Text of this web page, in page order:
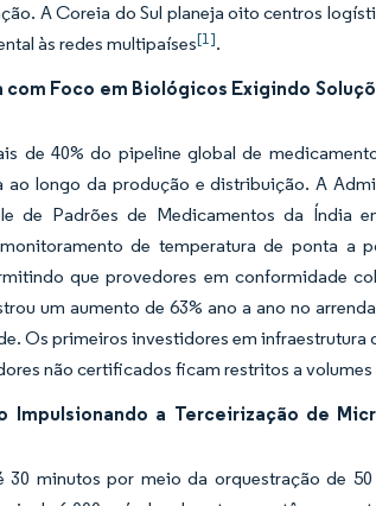
A Coreia do Sul planeja oito centros
às redes multipaíses[1].
Foco em Biológicos Exigindo
de 40% do pipeline global de
longo da produção e distribuição. A
de Padrões de Medicamentos da Índia
de temperatura de ponta a
que provedores em conformidade
um aumento de 63% ano a ano no
Os primeiros investidores em
não certificados ficam restritos a
Impulsionando a Terceirização de
minutos por meio da orquestração de